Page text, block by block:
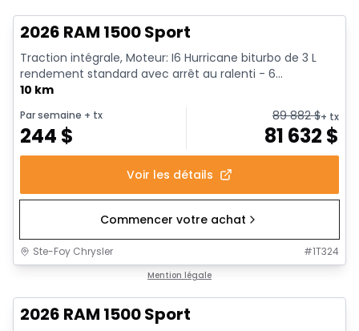
2026 RAM 1500 Sport
Traction intégrale, Moteur: I6 Hurricane biturbo de 3 L
rendement standard avec arrêt au ralenti - 6...
10 km
Par semaine + tx
244 $
89 882$+ tx
81 632 $
Voir les détails
Commencer votre achat
Ste-Foy Chrysler #1T324
Mention légale
2026 RAM 1500 Sport